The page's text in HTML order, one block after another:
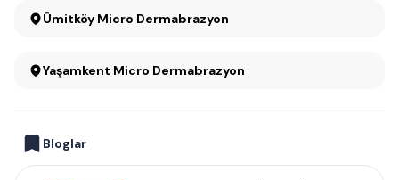
Ümitköy Micro Dermabrazyon
Yaşamkent Micro Dermabrazyon
Bloglar